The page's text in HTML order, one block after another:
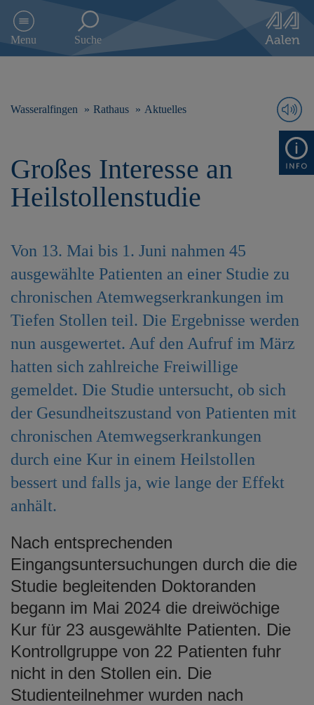
e
Menu Suche
Wasseralfingen Rathaus Aktuelles
Großes Interesse an
Heilstollenstudie
Von 13. Mai bis 1. Juni nahmen 45
ausgewählte Patienten an einer Studie zu
chronischen Atemwegserkrankungen im
Tiefen Stollen teil. Die Ergebnisse werden
nun ausgewertet. Auf den Aufruf im März
hatten sich zahlreiche Freiwillige
gemeldet. Die Studie untersucht, ob sich
der Gesundheitszustand von Patienten mit
chronischen Atemwegserkrankungen
durch eine Kur in einem Heilstollen
bessert und falls ja, wie lange der Effekt
anhält.
Nach entsprechenden
Eingangsuntersuchungen durch die die
Studie begleitenden Doktoranden
begann im Mai 2024 die dreiwöchige
Kur für 23 ausgewählte Patienten. Die
Kontrollgruppe von 22 Patienten fuhr
nicht in den Stollen ein. Die
Studienteilnehmer wurden nach